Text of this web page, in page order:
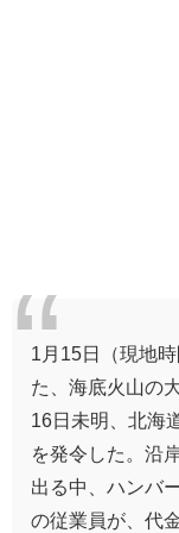
1月15日（現地
た、海底火山の
16日未明、北海
を発令した。沿
出る中、ハンバ
の従業員が、代